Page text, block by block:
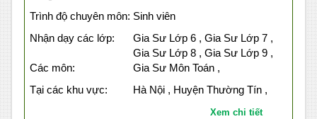
Trình độ chuyên môn: Sinh viên
Nhận dạy các lớp:
Gia Sư Lớp 6 , Gia Sư Lớp 7 ,
Gia Sư Lớp 8 , Gia Sư Lớp 9 ,
Các môn:
Gia Sư Môn Toán ,
Tại các khu vực:
Hà Nội , Huyện Thường Tín ,
Xem chi tiết